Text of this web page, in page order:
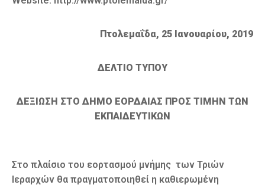
Πτολεμαΐδα, 25 Ιανουαρίου, 2019
ΔΕΛΤΙΟ ΤΥΠΟΥ
ΔΕΞΙΩΣΗ ΣΤΟ ΔΗΜΟ ΕΟΡΔΑΙΑΣ ΠΡΟΣ ΤΙΜΗΝ ΤΩΝ
ΕΚΠΑΙΔΕΥΤΙΚΩΝ
Στο πλαίσιο του εορτασμού μνήμης των Τριών
Ιεραρχών θα πραγματοποιηθεί η καθιερωμένη